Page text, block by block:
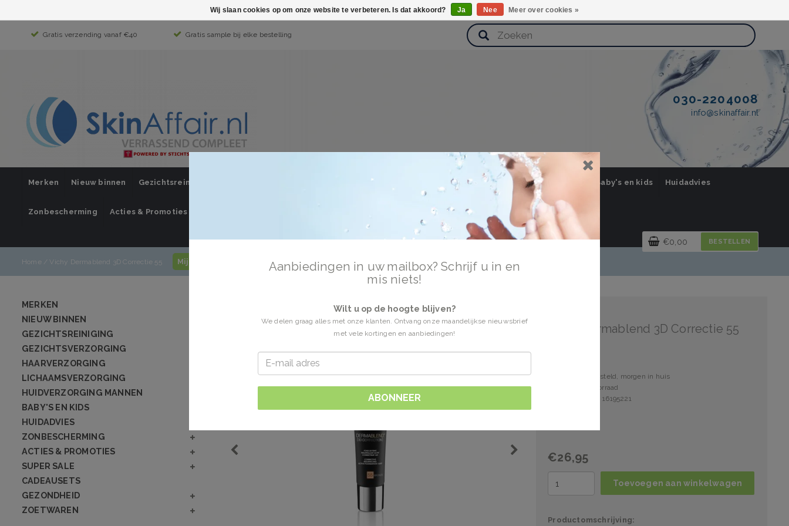
Gratis verzending vanaf €40 Gratis sample bij elke bestelling
030-2204008
info@skinaffair.nl
Merken Nieuw binnen Gezichtsreiniging Haarverzorging Lichaamsverzorging Huidverzorging Mannen Baby's en kids Huidadvies
Zonbescherming Acties & Promoties
€0,00 BESTELLEN
Home/ Vichy Dermablend 3D Correctie 55 Mijn account / inloggen
MERKEN
NIEUW BINNEN
GEZICHTSREINIGING
GEZICHTSVERZORGING
HAARVERZORGING
LICHAAMSVERZORGING
HUIDVERZORGING MANNEN
BABY'S EN KIDS
HUIDADVIES
ZONBESCHERMING
ACTIES & PROMOTIES
SUPER SALE
CADEAUSETS
GEZONDHEID
ZOETWAREN
Vichy Dermablend 3D Correctie 55
Voor 15:00 besteld, morgen in huis
1 stuks op voorraad
Artikelnummer: 16195221
€26,95
Toevoegen aan winkelwagen
Productomschrijving:
Aanbiedingen in uw mailbox? Schrijf u in en
mis niets!
Wilt u op de hoogte blijven?
We delen graag alles met onze klanten. Ontvang onze maandelijkse nieuwsbrief
met vele kortingen en aanbiedingen!
ABONNEER
Wij slaan cookies op om onze website te verbeteren. Is dat akkoord? Ja Nee Meer over cookies »